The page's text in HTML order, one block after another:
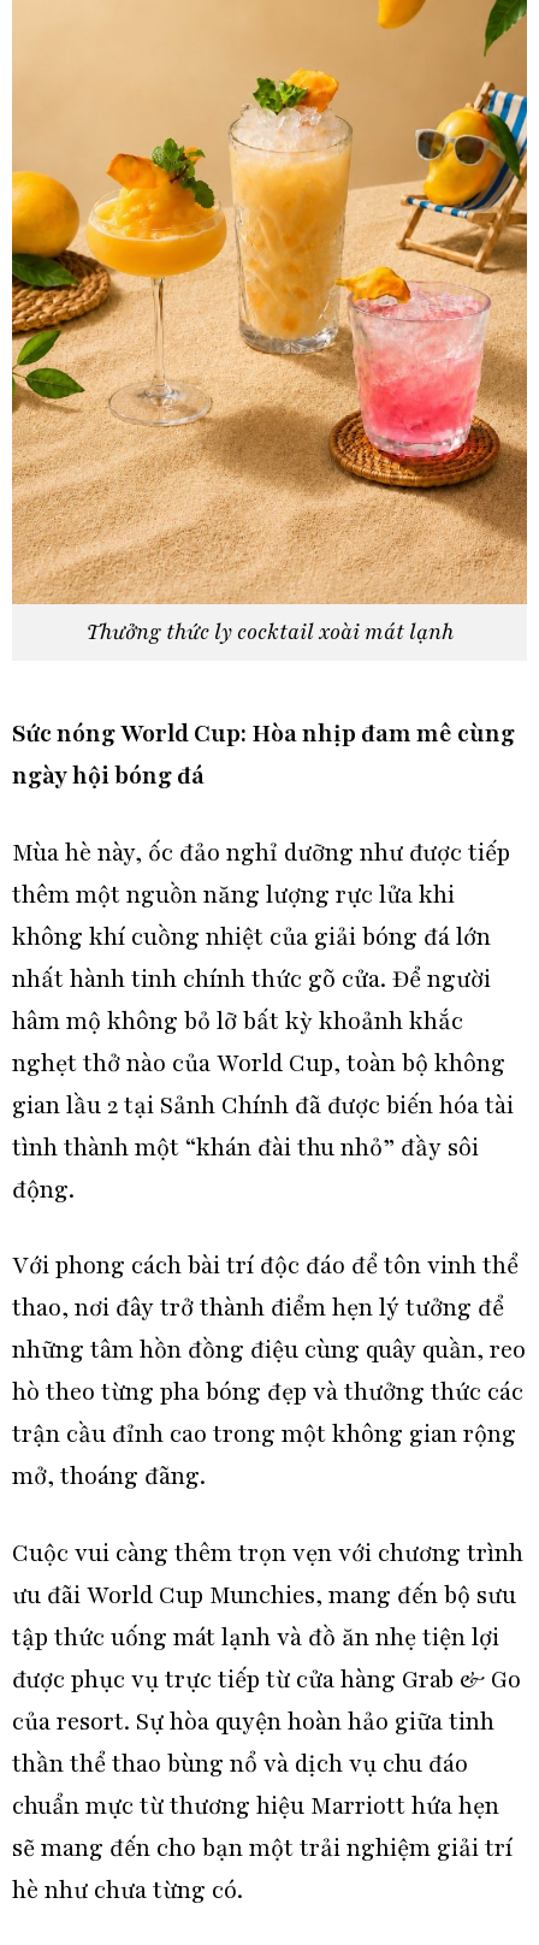
Thưởng thức ly cocktail xoài mát lạnh
Sức nóng World Cup: Hòa nhịp đam mê cùng
ngày hội bóng đá
Mùa hè này, ốc đảo nghỉ dưỡng như được tiếp
thêm một nguồn năng lượng rực lửa khi
không khí cuồng nhiệt của giải bóng đá lớn
nhất hành tinh chính thức gõ cửa. Để người
hâm mộ không bỏ lỡ bất kỳ khoảnh khắc
nghẹt thở nào của World Cup, toàn bộ không
gian lầu 2 tại Sảnh Chính đã được biến hóa tài
tình thành một “khán đài thu nhỏ” đầy sôi
động.
Với phong cách bài trí độc đáo để tôn vinh thể
thao, nơi đây trở thành điểm hẹn lý tưởng để
những tâm hồn đồng điệu cùng quây quần, reo
hò theo từng pha bóng đẹp và thưởng thức các
trận cầu đỉnh cao trong một không gian rộng
mở, thoáng đãng.
Cuộc vui càng thêm trọn vẹn với chương trình
ưu đãi World Cup Munchies, mang đến bộ sưu
tập thức uống mát lạnh và đồ ăn nhẹ tiện lợi
được phục vụ trực tiếp từ cửa hàng Grab & Go
của resort. Sự hòa quyện hoàn hảo giữa tinh
thần thể thao bùng nổ và dịch vụ chu đáo
chuẩn mực từ thương hiệu Marriott hứa hẹn
sẽ mang đến cho bạn một trải nghiệm giải trí
hè như chưa từng có.